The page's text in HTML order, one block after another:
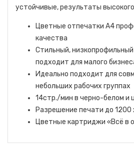
устойчивые, результаты
Цветные отпечатки A4
качества
Стильный,
подходит для малого
Идеально подходит для
небольших рабочих группах
14стр./мин в черно-белом и
Разрешение печати до
Цветные картриджи «Всё в